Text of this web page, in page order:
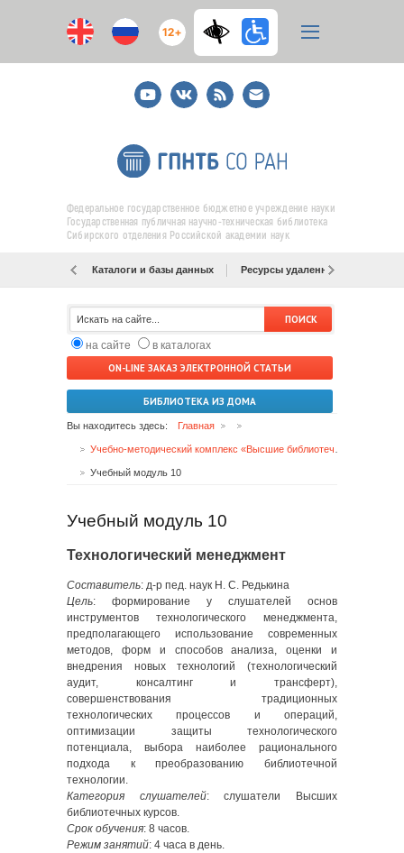
12+
YoutubeВКонтакте
RSS
E-
mail
подписка
Федеральное государственное бюджетное учреждение науки
Государственная публичная научно-техническая библиотека
Сибирского отделения Российской академии наук
Каталоги и базы данных Ресурсы удаленного доступа
на сайте
в каталогах
ON-LINE ЗАКАЗ ЭЛЕКТРОННОЙ СТАТЬИ
БИБЛИОТЕКА ИЗ ДОМА
Вы находитесь здесь: Главная
Учебный модуль 10
Учебный модуль 10
Технологический менеджмент
Составитель: д-р пед. наук Н. С. Редькина
Цель: формирование у слушателей основ
инструментов технологического менеджмента,
предполагающего использование современных
методов, форм и способов анализа, оценки и
внедрения новых технологий (технологический
аудит, консалтинг и трансферт),
совершенствования традиционных
технологических процессов и операций,
оптимизации защиты технологического
потенциала, выбора наиболее рационального
подхода к преобразованию библиотечной
технологии.
Категория слушателей: слушатели Высших
библиотечных курсов.
Срок обучения: 8 часов.
Режим занятий: 4 часа в день.